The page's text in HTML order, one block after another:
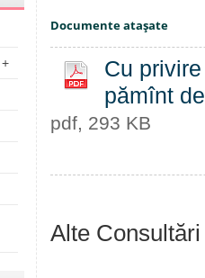
+
Documente ataşate
Cu
pămînt
pdf, 293 KB
Alte